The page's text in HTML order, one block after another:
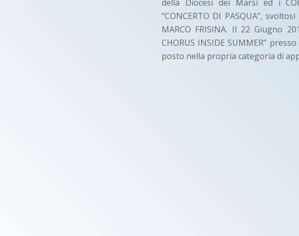
della Diocesi dei Marsi ed i
“CONCERTO DI PASQUA”,
MARCO FRISINA. Il 22 Giugno
CHORUS INSIDE SUMMER”
posto nella propria categoria di